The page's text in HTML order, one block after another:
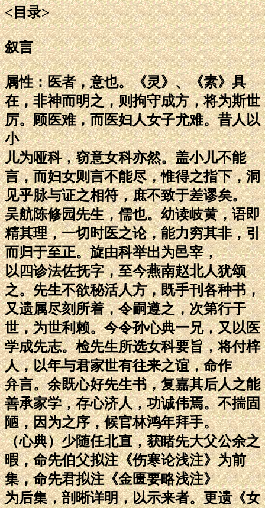
<目录>
叙言
属性：医者，意也。《灵》、《素》具
在，非神而明之，则拘守成方，将为斯世
厉。顾医难，而医妇人女子尤难。昔人以
小
儿为哑科，窃意女科亦然。盖小儿不能
言，而妇女则言不能尽，惟得之指下，洞
见乎脉与证之相符，庶不致于差谬矣。
吴航陈修园先生，儒也。幼读岐黄，语即
精其理，一切时医之论，能力穷其非，引
而归于至正。旋由科举出为邑宰，
以四诊法佐抚字，至今燕南赵北人犹颂
之。先生不欲秘活人方，既手刊各种书，
又遗属尽刻所着，令嗣遵之，次第行于
世，为世利赖。今令孙心典一兄，又以医
学成先志。检先生所选女科要旨，将付梓
人，以年与君家世有往来之谊，命作
弁言。余既心好先生书，复嘉其后人之能
善承家学，存心济人，功诚伟焉。不揣固
陋，因为之序，候官林鸿年拜手。
（心典）少随任北直，获睹先大父公余之
暇，命先伯父拟注《伤寒论浅注》为前
集，命先君拟注《金匮要略浅注》
为后集，剖晰详明，以示来者。更遗《女